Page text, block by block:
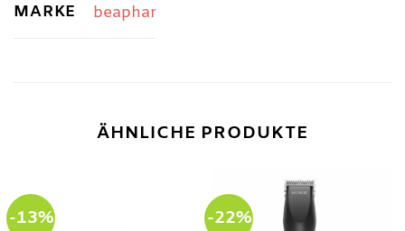
MARKE beaphar
ÄHNLICHE PRODUKTE
-13% -22%